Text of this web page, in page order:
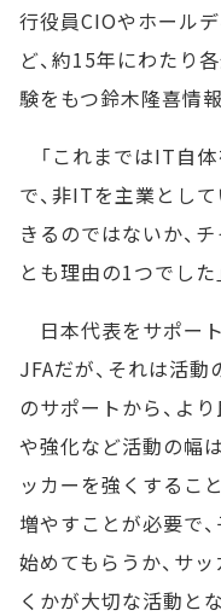
行役員CIOやホール
ど、約15年にわたり
験をもつ鈴木隆喜情
「これまではIT自
で、非ITを主業とし
きるのではないか、
とも理由の1つでした
日本代表をサポー
JFAだが、それは活
のサポートから、よ
や強化など活動の幅
ッカーを強くするこ
増やすことが必要で
始めてもらうか、サ
くかが大切な活動と